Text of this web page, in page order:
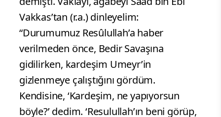
Vakkas’tan (r.a.) dinleyelim:
“Durumumuz Resûlullah’a haber
verilmeden önce, Bedir Savaşına
gidilirken, kardeşim Umeyr’in
gizlenmeye çalıştığını gördüm.
Kendisine, ‘Kardeşim, ne yapıyorsun
böyle?’ dedim. ‘Resulullah’ın beni görüp,